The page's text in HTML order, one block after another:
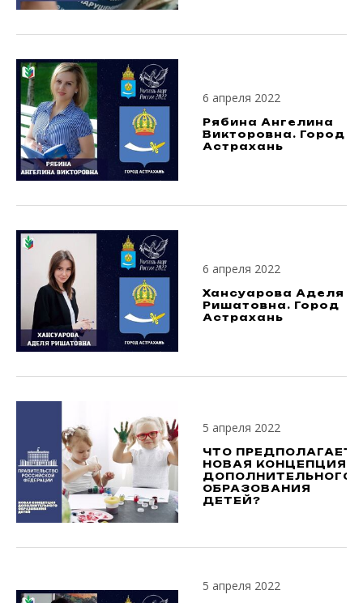
6 апреля 2022
Рябина Ангелина
Викторовна. Город
Астрахань
6 апреля 2022
Хансуарова Аделя
Ришатовна. Город
Астрахань
5 апреля 2022
ЧТО ПРЕДПОЛАГАЕТ
НОВАЯ КОНЦЕПЦИЯ
ДОПОЛНИТЕЛЬНОГО
ОБРАЗОВАНИЯ
ДЕТЕЙ?
5 апреля 2022